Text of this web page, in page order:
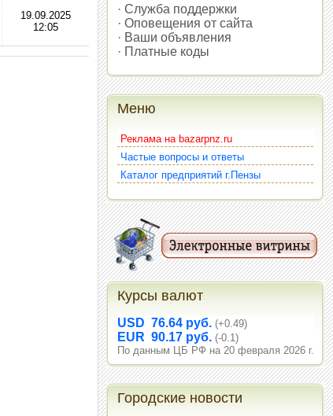
19.09.2025
12:05
· Служба поддержки
· Оповещения от сайта
· Ваши объявления
· Платные коды
Меню
Реклама на bazarpnz.ru
Частые вопросы и ответы
Каталог предприятий г.Пензы
Курсы валют
USD 76.64 руб. (+0.49)
EUR 90.17 руб. (-0.1)
По данным ЦБ РФ на 20 февраля 2026 г.
Городские новости